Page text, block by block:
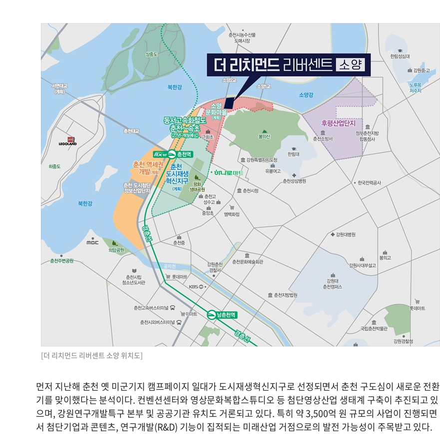
[더 리치먼드 리버센트 소양 위치도]
먼저 지난해 춘천 옛 미군기지 캠프페이지 일대가 도시재생혁신지구로 선정되면서 춘천 구도심이 새로운 전환
기를 맞이했다는 분석이다. 컨벤션센터와 영상문화복합스튜디오 등 첨단영상산업 생태계 구축이 추진되고 있
으며, 강원연구개발특구 본부 및 공공기관 유치도 거론되고 있다. 특히 약 3,500억 원 규모의 사업이 진행되면
서 첨단기업과 콘텐츠, 연구개발(R&D) 기능이 집적되는 미래산업 거점으로의 발전 가능성이 주목받고 있다.